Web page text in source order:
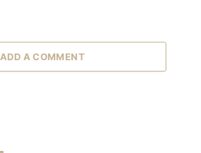
ADD A COMMENT